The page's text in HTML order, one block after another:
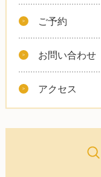
ご予約
お問い合わせ
アクセス